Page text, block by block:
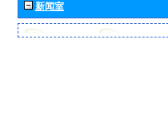
新闻室